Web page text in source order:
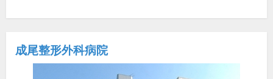
成尾整形外科病院